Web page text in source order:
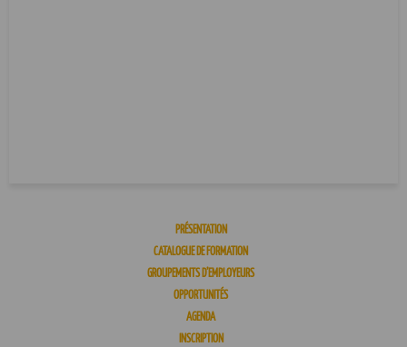
PRÉSENTATION
CATALOGUE DE FORMATION
GROUPEMENTS D’EMPLOYEURS
OPPORTUNITÉS
AGENDA
INSCRIPTION